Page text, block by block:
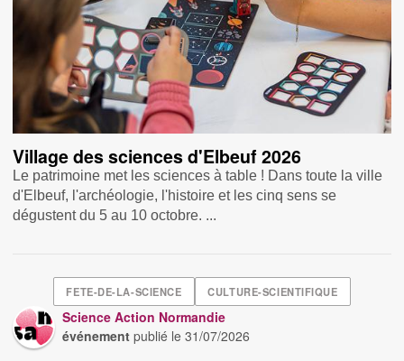
Village des sciences d'Elbeuf 2026
Le patrimoine met les sciences à table ! Dans toute la ville
d'Elbeuf, l'archéologie, l'histoire et les cinq sens se
dégustent du 5 au 10 octobre. ...
FETE-DE-LA-SCIENCE CULTURE-SCIENTIFIQUE
Science Action Normandie
événement publié le31/07/2026